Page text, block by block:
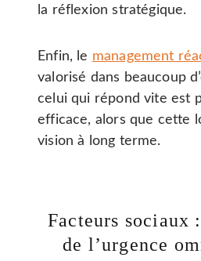
la réflexion stratégique.
Enfin, le management
valorisé dans beaucoup
celui qui répond vite est
efficace, alors que cette
vision à long terme.
Facteurs sociaux
de l’urgence